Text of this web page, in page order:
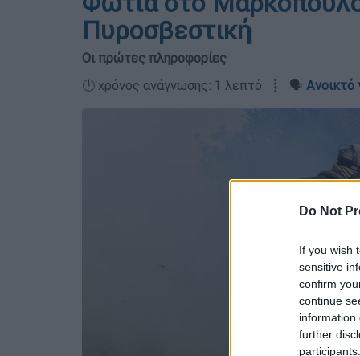
Do Not
If you wish
sensitive
confirm
continue
information
further
Πυροσβεστική
Οι πρώτες πληροφορίες
🕛 χρόνος ανάγνωσης: 1 λεπτό ┋ 🗣️ Ανοικτό